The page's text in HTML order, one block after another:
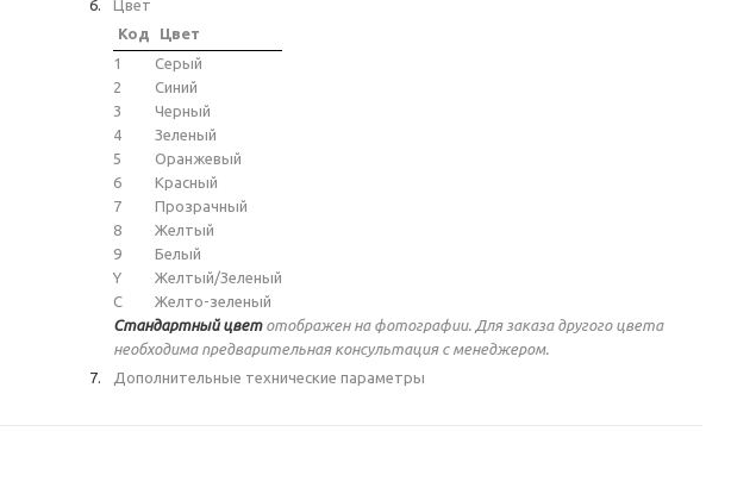
Цвет
Код
Цвет
1
Серый
2
Синий
3
Черный
4
Зеленый
5
Оранжевый
6
Красный
7
Прозрачный
8
Желтый
9
Белый
Y
Желтый/Зеленый
C
Желто-зеленый
Стандартный цветотображен на фотографии. Для заказа другого цвета
необходима предварительная консультация с менеджером.
Дополнительные технические параметры